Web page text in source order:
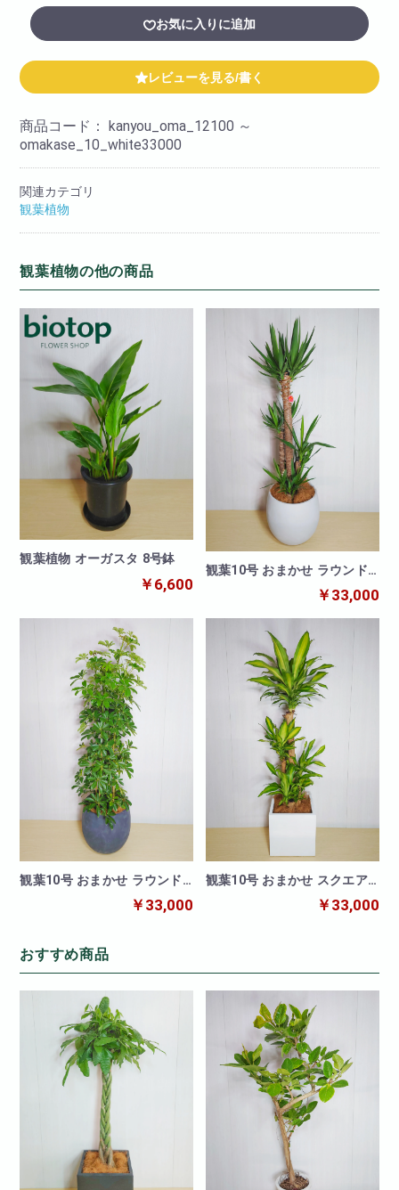
お気に入りに追加
レビューを見る/書く
商品コード：kanyou_oma_12100 ～
omakase_10_white33000
関連カテゴリ
観葉植物
観葉植物の他の商品
観葉植物 オーガスタ 8号鉢
￥6,600
観葉10号 おまかせ ラウンド
シェイプ白鉢カバー￥33,000
観葉10号 おまかせ ラウンド
シェイプ黒鉢カバー￥33,000
観葉10号 おまかせ スクエア
￥33,000
おすすめ商品